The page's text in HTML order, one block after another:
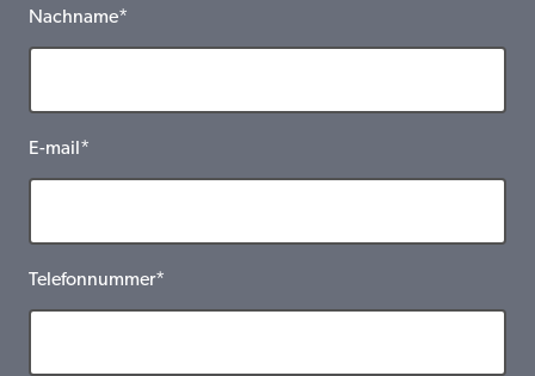
Nachname*
E-mail*
Telefonnummer*